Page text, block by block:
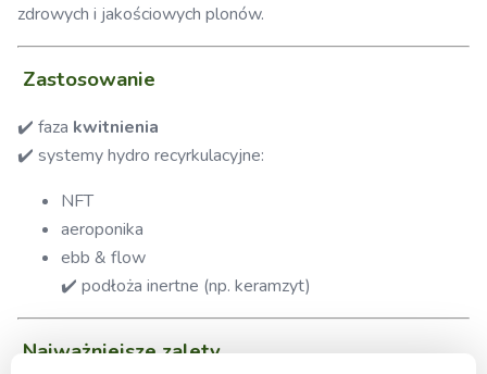
zdrowych i jakościowych plonów.
Zastosowanie
✔️ faza kwitnienia
✔️ systemy hydro recyrkulacyjne:
NFT
aeroponika
ebb & flow
✔️ podłoża inertne (np. keramzyt)
Najważniejsze zalety